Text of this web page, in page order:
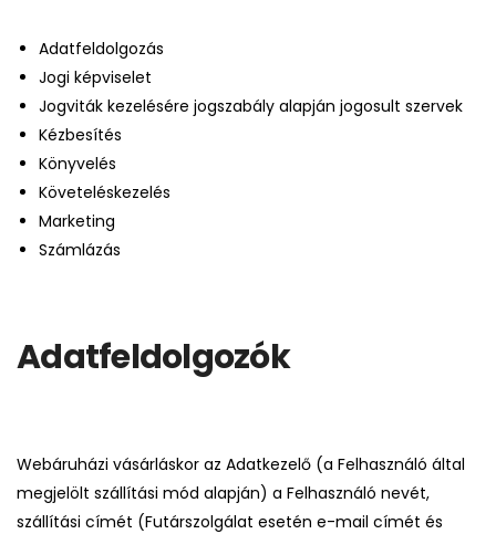
Adatfeldolgozás
Jogi képviselet
Jogviták kezelésére jogszabály alapján jogosult szervek
Kézbesítés
Könyvelés
Követeléskezelés
Marketing
Számlázás
Adatfeldolgozók
Webáruházi vásárláskor az Adatkezelő (a Felhasználó által
megjelölt szállítási mód alapján) a Felhasználó nevét,
szállítási címét (Futárszolgálat esetén e-mail címét és